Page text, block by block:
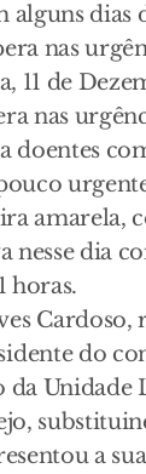
alguns dias
nas
11 de
nas
doentes
amarela,
nesse dia
horas.
Cardoso,
do
Unidade
a